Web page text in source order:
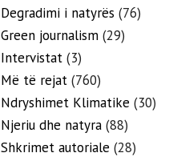
Degradimi i natyrës (76)
Green journalism (29)
Intervistat (3)
Më të rejat (760)
Ndryshimet Klimatike (30)
Njeriu dhe natyra (88)
Shkrimet autoriale (28)